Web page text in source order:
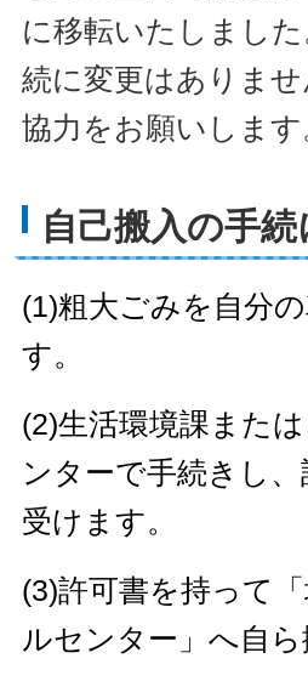
に移転いたしました
続に変更はありま
協力をお願いします
自己搬入の手
(1)粗大ごみを自分
す。
(2)生活環境課また
ンターで手続きし
受けます。
(3)許可書を持って
ルセンター」へ自ら